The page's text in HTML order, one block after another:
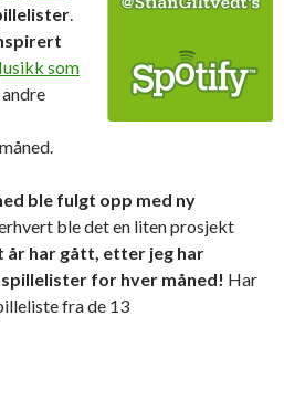
.
som
andre
ble fulgt opp med ny
ble det en liten prosjekt
år har gått, etter jeg har
spillelister for hver måned! Har
fra de 13